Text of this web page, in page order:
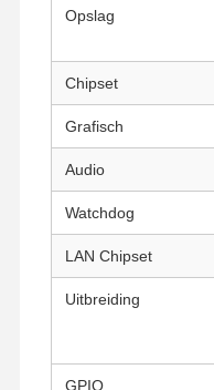
Opslag
Chipset
Grafisch
Audio
Watchdog
LAN Chipset
Uitbreiding
GPIO